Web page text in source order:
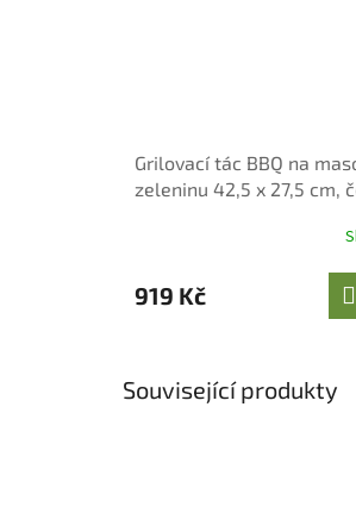
Grilovací tác BBQ na
zeleninu 42,5 x 27,5 cm,
919 Kč
Související produkty